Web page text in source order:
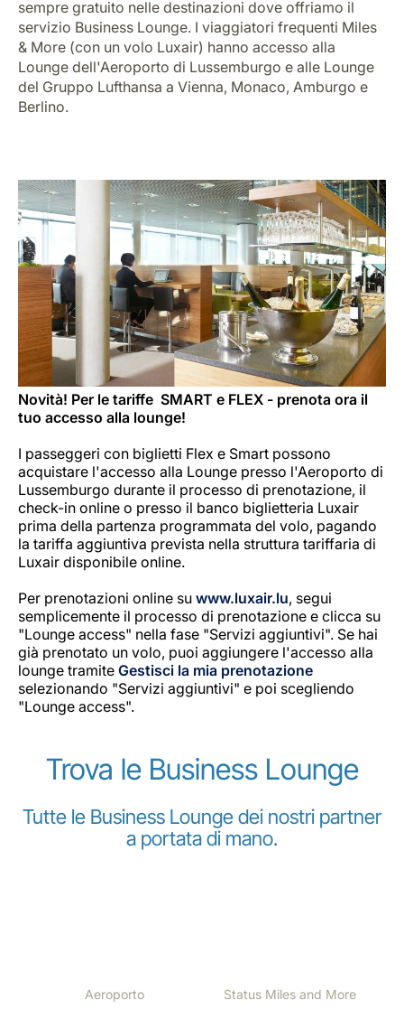
sempre gratuito nelle destinazioni dove offriamo il
servizio Business Lounge. I viaggiatori frequenti Miles
& More (con un volo Luxair) hanno accesso alla
Lounge dell'Aeroporto di Lussemburgo e alle Lounge
del Gruppo Lufthansa a Vienna, Monaco, Amburgo e
Berlino.
Novità! Per le tariffe SMART e FLEX - prenota ora il
tuo accesso alla lounge!
I passeggeri con biglietti Flex e Smart possono
acquistare l'accesso alla Lounge presso l'Aeroporto di
Lussemburgo durante il processo di prenotazione, il
check-in online o presso il banco biglietteria Luxair
prima della partenza programmata del volo, pagando
la tariffa aggiuntiva prevista nella struttura tariffaria di
Luxair disponibile online.
Per prenotazioni online su www.luxair.lu, segui
semplicemente il processo di prenotazione e clicca su
"Lounge access" nella fase "Servizi aggiuntivi". Se hai
già prenotato un volo, puoi aggiungere l'accesso alla
lounge tramite Gestisci la mia prenotazione
selezionando "Servizi aggiuntivi" e poi scegliendo
"Lounge access".
Trova le Business Lounge
Tutte le Business Lounge dei nostri partner
a portata di mano.